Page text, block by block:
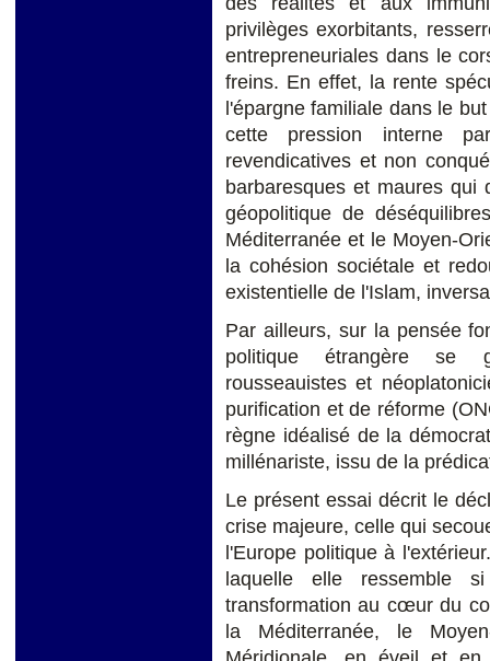
privilèges exorbitants,
entrepreneuriales dans le
freins. En effet, la rente
l'épargne familiale dans le
cette pression interne
revendicatives et non
barbaresques et maures qui
géopolitique de
Méditerranée et le Moyen-
la cohésion sociétale et
existentielle de l'Islam,
Par ailleurs, sur la pensée
politique étrangère se
rousseauistes et
purification et de réforme
règne idéalisé de la
millénariste, issu de la
Le présent essai décrit le
crise majeure, celle qui
l'Europe politique à
laquelle elle ressemble
transformation au cœur du
la Méditerranée, le